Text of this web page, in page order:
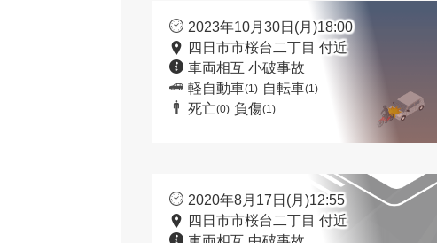
2023年10月30日(月)18:00
四日市市桜台二丁目 付近
車両相互 小破事故
軽自動車(1) 自転車(1)
死亡(0) 負傷(1)
2020年8月17日(月)12:55
四日市市桜台二丁目 付近